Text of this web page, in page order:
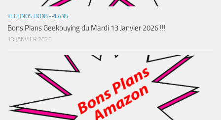
TECHNOS BONS-PLANS
Bons Plans Geekbuying du Mardi 13 Janvier 2026 !!!
13 JANVIER 2026